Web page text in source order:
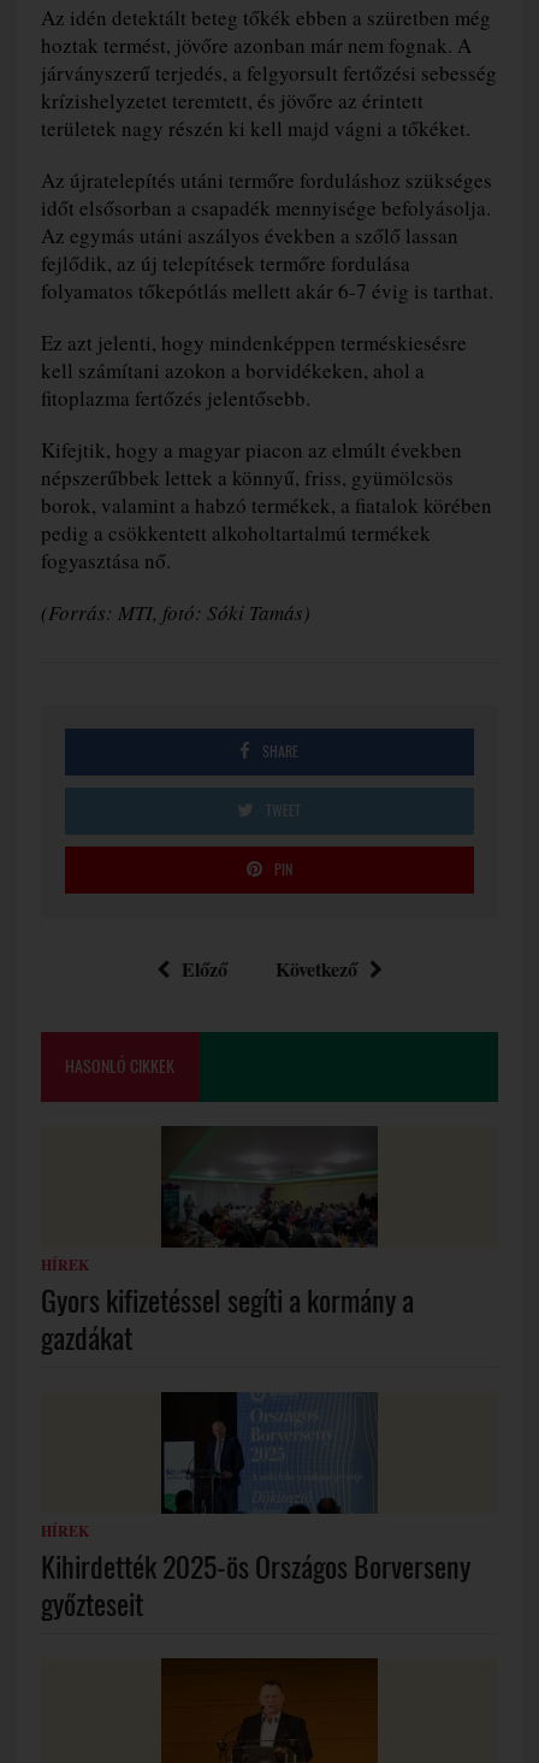
Az idén detektált beteg tőkék ebben a szüretben még
hoztak termést, jövőre azonban már nem fognak. A
járványszerű terjedés, a felgyorsult fertőzési sebesség
krízishelyzetet teremtett, és jövőre az érintett
területek nagy részén ki kell majd vágni a tőkéket.
Az újratelepítés utáni termőre forduláshoz szükséges
időt elsősorban a csapadék mennyisége befolyásolja.
Az egymás utáni aszályos években a szőlő lassan
fejlődik, az új telepítések termőre fordulása
folyamatos tőkepótlás mellett akár 6-7 évig is tarthat.
Ez azt jelenti, hogy mindenképpen terméskiesésre
kell számítani azokon a borvidékeken, ahol a
fitoplazma fertőzés jelentősebb.
Kifejtik, hogy a magyar piacon az elmúlt években
népszerűbbek lettek a könnyű, friss, gyümölcsös
borok, valamint a habzó termékek, a fiatalok körében
pedig a csökkentett alkoholtartalmú termékek
fogyasztása nő.
(Forrás: MTI, fotó: Sóki Tamás)
SHARE
TWEET
PIN
Előző Következő
HASONLÓ CIKKEK
HÍREK
Gyors kifizetéssel segíti a kormány a
gazdákat
HÍREK
Kihirdették 2025-ös Országos Borverseny
győzteseit